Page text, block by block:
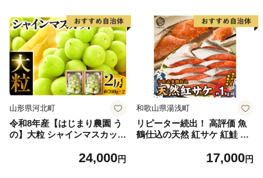
直送 】
ぶ だし漬け 煮付け ムニエル
味噌漬け 鍋物 冷凍 湯浅町 送
料無料_G7334
山形県河北町
令和8年産【はじまり農園 う
の】大粒 シャインマスカット
河北町産 【河北町観光物産協
24,000円
和歌山県湯浅町
リピーター続出！ 高評価 魚
鶴仕込の天然 紅サケ 紅鮭 鮭
レビュー高評価 小分け 真空
17,000円